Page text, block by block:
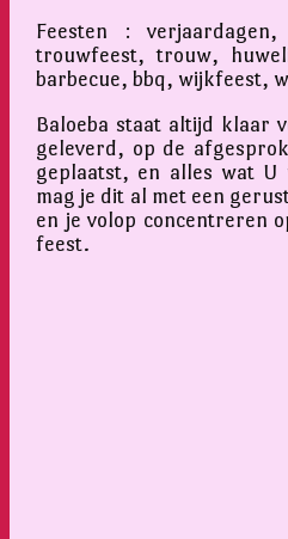
Feesten :
trouwfeest, trouw,
barbecue, bbq, wijkfeest,
Baloeba staat altijd klaar
geleverd, op de
geplaatst, en alles wat U
mag je dit al met een
en je volop concentreren
feest.